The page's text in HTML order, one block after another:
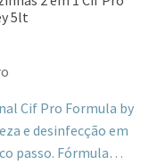
5lt
Cif Pro Formula by
e desinfecção em
passo. Fórmula